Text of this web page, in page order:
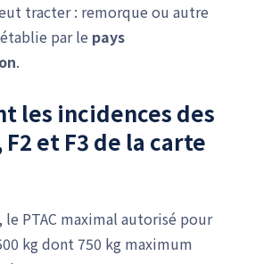
tracter : remorque ou autre
par le pays
.
les incidences des
F2 et F3 de la carte
le PTAC maximal autorisé pour
kg dont 750 kg maximum